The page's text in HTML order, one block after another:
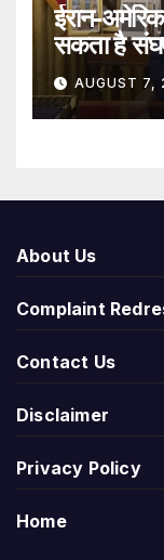
ईरान-
सकता है
AUGUST
About Us
Complaint
Contact Us
Disclaimer
Privacy Policy
Home